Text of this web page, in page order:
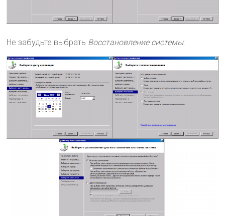
Не забудьте выбрать Восстановление системы: